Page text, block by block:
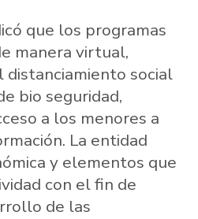
que los programas
manera virtual,
distanciamiento social
bio seguridad,
a los menores a
La entidad
y elementos que
con el fin de
de las